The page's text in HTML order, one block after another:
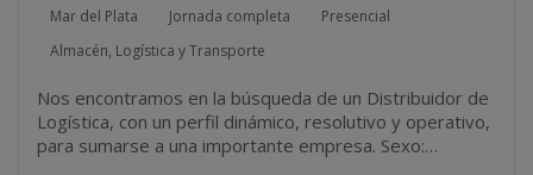
Mar del Plata Jornada completa
Presencial
Almacén, Logística y Transporte
Nos encontramos en la búsqueda de un Distribuidor de
Logística, con un perfil dinámico, resolutivo y operativo,
para sumarse a una importante empresa. Sexo: